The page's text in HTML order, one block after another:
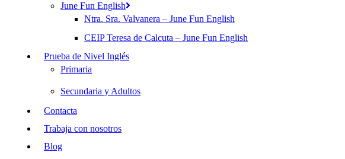
June Fun English
Ntra. Sra. Valvanera – June Fun English
CEIP Teresa de Calcuta – June Fun English
Prueba de Nivel Inglés
Primaria
Secundaria y Adultos
Contacta
Trabaja con nosotros
Blog